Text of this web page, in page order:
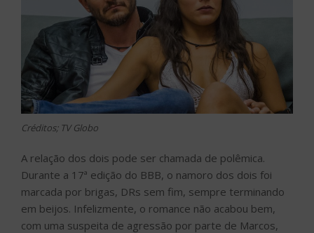
Créditos; TV Globo
A relação dos dois pode ser chamada de polêmica.
Durante a 17ª edição do BBB, o namoro dos dois foi
marcada por brigas, DRs sem fim, sempre terminando
em beijos. Infelizmente, o romance não acabou bem,
com uma suspeita de agressão por parte de Marcos,